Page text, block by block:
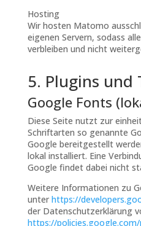
Hosting
Wir hosten Matomo
eigenen Servern, sodass
verbleiben und nicht
5. Plugins und
Google Fonts
Diese Seite nutzt zur
Schriftarten so genannte
Google bereitgestellt
lokal installiert. Eine
Google findet dabei nicht
Weitere Informationen zu
unter https://
der Datenschutzerklärung
https://policies.google.com/